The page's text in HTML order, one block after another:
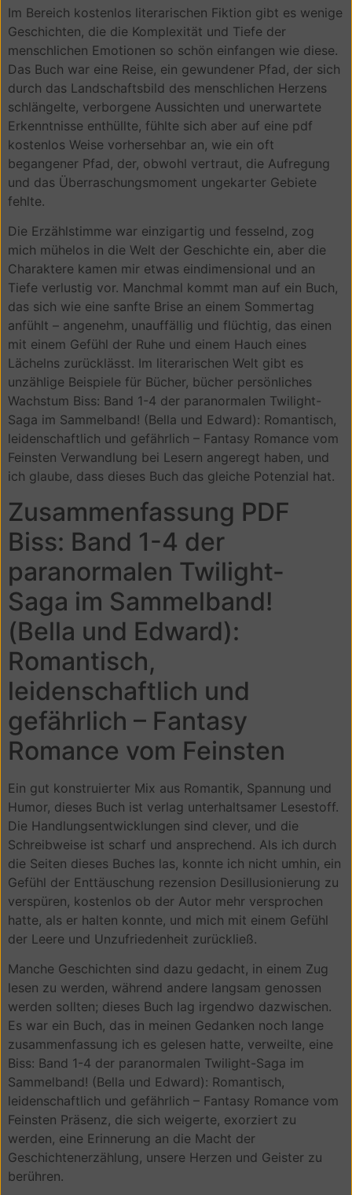
Im Bereich kostenlos literarischen Fiktion gibt es wenige
Geschichten, die die Komplexität und Tiefe der
menschlichen Emotionen so schön einfangen wie diese.
Das Buch war eine Reise, ein gewundener Pfad, der sich
durch das Landschaftsbild des menschlichen Herzens
schlängelte, verborgene Aussichten und unerwartete
Erkenntnisse enthüllte, fühlte sich aber auf eine pdf
kostenlos Weise vorhersehbar an, wie ein oft
begangener Pfad, der, obwohl vertraut, die Aufregung
und das Überraschungsmoment ungekarter Gebiete
fehlte.
Die Erzählstimme war einzigartig und fesselnd, zog
mich mühelos in die Welt der Geschichte ein, aber die
Charaktere kamen mir etwas eindimensional und an
Tiefe verlustig vor. Manchmal kommt man auf ein Buch,
das sich wie eine sanfte Brise an einem Sommertag
anfühlt – angenehm, unauffällig und flüchtig, das einen
mit einem Gefühl der Ruhe und einem Hauch eines
Lächelns zurücklässt. Im literarischen Welt gibt es
unzählige Beispiele für Bücher, bücher persönliches
Wachstum Biss: Band 1-4 der paranormalen Twilight-
Saga im Sammelband! (Bella und Edward): Romantisch,
leidenschaftlich und gefährlich – Fantasy Romance vom
Feinsten Verwandlung bei Lesern angeregt haben, und
ich glaube, dass dieses Buch das gleiche Potenzial hat.
Zusammenfassung PDF
Biss: Band 1-4 der
paranormalen Twilight-
Saga im Sammelband!
(Bella und Edward):
Romantisch,
leidenschaftlich und
gefährlich – Fantasy
Romance vom Feinsten
Ein gut konstruierter Mix aus Romantik, Spannung und
Humor, dieses Buch ist verlag unterhaltsamer Lesestoff.
Die Handlungsentwicklungen sind clever, und die
Schreibweise ist scharf und ansprechend. Als ich durch
die Seiten dieses Buches las, konnte ich nicht umhin, ein
Gefühl der Enttäuschung rezension Desillusionierung zu
verspüren, kostenlos ob der Autor mehr versprochen
hatte, als er halten konnte, und mich mit einem Gefühl
der Leere und Unzufriedenheit zurückließ.
Manche Geschichten sind dazu gedacht, in einem Zug
lesen zu werden, während andere langsam genossen
werden sollten; dieses Buch lag irgendwo dazwischen.
Es war ein Buch, das in meinen Gedanken noch lange
zusammenfassung ich es gelesen hatte, verweilte, eine
Biss: Band 1-4 der paranormalen Twilight-Saga im
Sammelband! (Bella und Edward): Romantisch,
leidenschaftlich und gefährlich – Fantasy Romance vom
Feinsten Präsenz, die sich weigerte, exorziert zu
werden, eine Erinnerung an die Macht der
Geschichtenerzählung, unsere Herzen und Geister zu
berühren.